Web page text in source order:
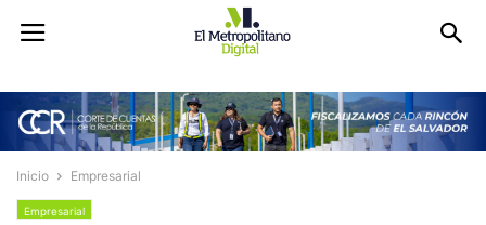
Inicio Empresarial
Empresarial